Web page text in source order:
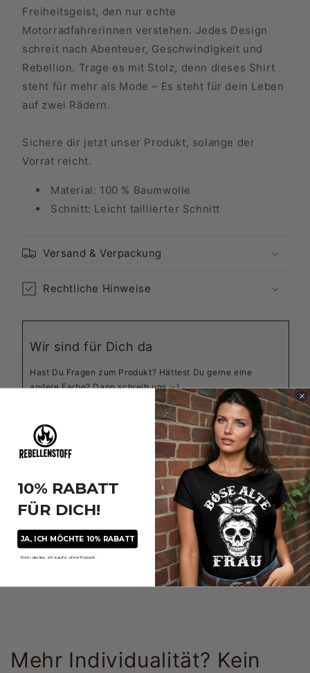
Freiheitsgeist, den nur echte
Motorradfahrerinnen verstehen. Jedes Design
schreit nach Abenteuer, Geschwindigkeit und
Rebellion. Trage es mit Stolz, denn dieses Shirt
steht für mehr als Mode – Es steht für dein Leben
auf zwei Rädern.
Sichere dir jetzt unser Produkt, solange der
Vorrat reicht.
Material: 100 % Baumwolle
Schnitt: Leicht taillierter Schnitt
Versand & Verpackung
Rechtliche Hinweise
Wir sind für Dich da
Hast Du Fragen zum Produkt? Hättest Du gerne eine
andere Farbe? Dann schreib uns :-)
E-Mail
REBELLENSTOFF
Was sonst?
Mehr Individualität? Kein
10% RABATT
FÜR DICH!
JA, ICH MÖCHTE 10% RABATT
Nein danke, ich kaufe ohne Rabatt.